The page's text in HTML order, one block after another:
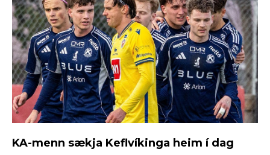
KA-menn sækja Keflvíkinga heim í dag